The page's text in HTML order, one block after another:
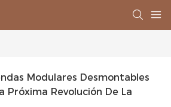
Modulares Desmontables
Próxima Revolución De La